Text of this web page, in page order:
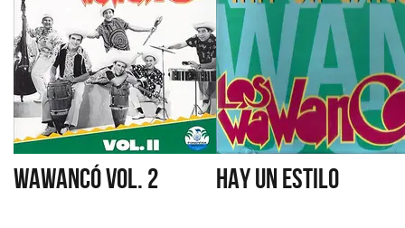
WAWANCÓ VOL. 2 HAY UN ESTILO